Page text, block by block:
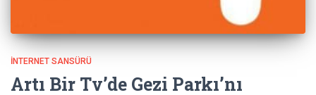
İNTERNET SANSÜRÜ
Artı Bir Tv’de Gezi Parkı’nı